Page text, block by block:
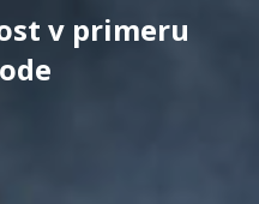
v primeru